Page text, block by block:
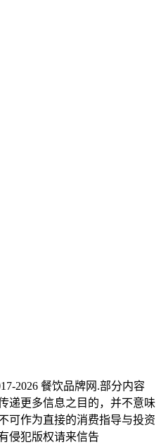
2026 餐饮品牌网 .部分内容
递更多信息之目的，并不意味
可作为直接的消费指导与投资
侵犯版权请来信告